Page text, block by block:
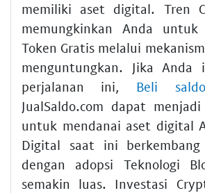
memiliki aset digital. Tren
memungkinkan Anda untuk
Token Gratis melalui
menguntungkan. Jika Anda
perjalanan ini, Beli
JualSaldo.com dapat
untuk mendanai aset digital
Digital saat ini
dengan adopsi Teknologi
semakin luas. Investasi